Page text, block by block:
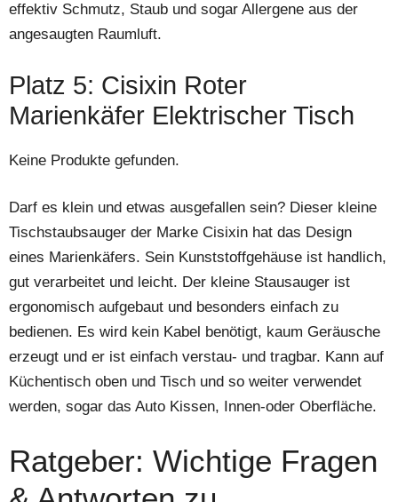
effektiv Schmutz, Staub und sogar Allergene aus der
angesaugten Raumluft.
Platz 5: Cisixin Roter
Marienkäfer Elektrischer Tisch
Keine Produkte gefunden.
Darf es klein und etwas ausgefallen sein? Dieser kleine
Tischstaubsauger der Marke Cisixin hat das Design
eines Marienkäfers. Sein Kunststoffgehäuse ist handlich,
gut verarbeitet und leicht. Der kleine Stausauger ist
ergonomisch aufgebaut und besonders einfach zu
bedienen. Es wird kein Kabel benötigt, kaum Geräusche
erzeugt und er ist einfach verstau- und tragbar. Kann auf
Küchentisch oben und Tisch und so weiter verwendet
werden, sogar das Auto Kissen, Innen-oder Oberfläche.
Ratgeber: Wichtige Fragen